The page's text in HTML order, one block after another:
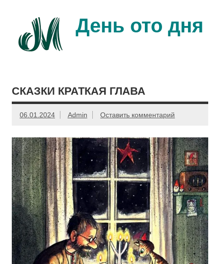
содержимому
День ото дня
СКАЗКИ КРАТКАЯ ГЛАВА
06.01.2024 Admin Оставить комментарий